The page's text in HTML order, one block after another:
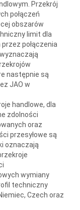
Przekrój
połączeń
obszarów
limit dla
połączenia
następnie są
JAO w
handlowe, dla
zdolności
oraz
przesyłowe są
oznaczają
wymiany
techniczny
Czech oraz